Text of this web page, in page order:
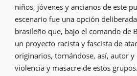
niños, jóvenes y ancianos de este
escenario fue una opción
brasileño que, bajo el comando de
un proyecto racista y fascista de
originarios, tornándose, así, autor y
violencia y masacre de estos